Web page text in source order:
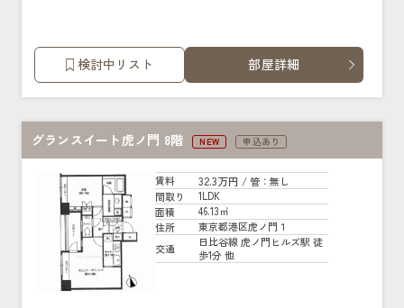
検討中リスト 部屋詳細
グランスイート虎ノ門 8階 NEW 申込あり
賃料 32.3万円 / 管：無し
間取り
1LDK
面積
46.13㎡
住所
東京都港区虎ノ門１
交通
日比谷線 虎ノ門ヒルズ駅 徒
歩1分 他